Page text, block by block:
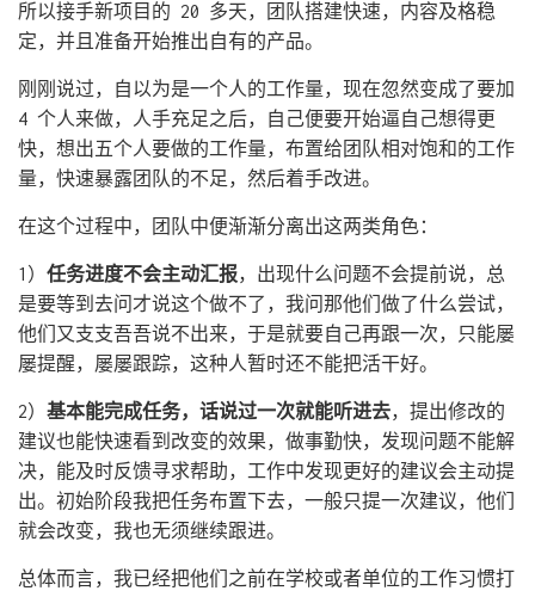
所以接手新项目的 20 多天，团队搭建快速，内容及格稳
定，并且准备开始推出自有的产品。
刚刚说过，自以为是一个人的工作量，现在忽然变成了要加
4 个人来做，人手充足之后，自己便要开始逼自己想得更
快，想出五个人要做的工作量，布置给团队相对饱和的工作
量，快速暴露团队的不足，然后着手改进。
在这个过程中，团队中便渐渐分离出这两类角色：
1） 任务进度不会主动汇报，出现什么问题不会提前说，总
是要等到去问才说这个做不了，我问那他们做了什么尝试，
他们又支支吾吾说不出来，于是就要自己再跟一次，只能屡
屡提醒，屡屡跟踪，这种人暂时还不能把活干好。
2） 基本能完成任务，话说过一次就能听进去，提出修改的
建议也能快速看到改变的效果，做事勤快，发现问题不能解
决，能及时反馈寻求帮助，工作中发现更好的建议会主动提
出。初始阶段我把任务布置下去，一般只提一次建议，他们
就会改变，我也无须继续跟进。
总体而言，我已经把他们之前在学校或者单位的工作习惯打